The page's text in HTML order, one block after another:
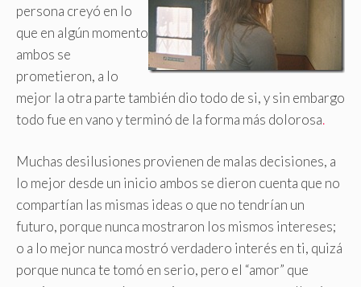
persona creyó en lo
que en algún momento
ambos se
prometieron, a lo
mejor la otra parte también dio todo de si, y sin embargo
todo fue en vano y terminó de la forma más dolorosa.
Muchas desilusiones provienen de malas decisiones, a
lo mejor desde un inicio ambos se dieron cuenta que no
compartían las mismas ideas o que no tendrían un
futuro, porque nunca mostraron los mismos intereses;
o a lo mejor nunca mostró verdadero interés en ti, quizá
porque nunca te tomó en serio, pero el “amor” que